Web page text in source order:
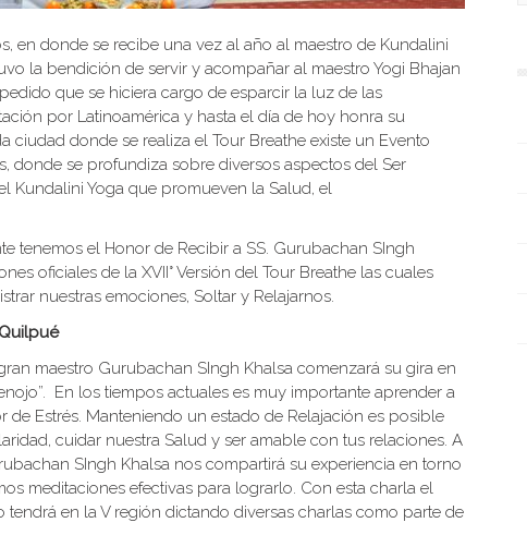
en donde se recibe una vez al año al maestro de Kundalini
la bendición de servir y acompañar al maestro Yogi Bhajan
que se hiciera cargo de esparcir la luz de las
por Latinoamérica y hasta el día de hoy honra su
ciudad donde se realiza el Tour Breathe existe un Evento
donde se profundiza sobre diversos aspectos del Ser
Kundalini Yoga que promueven la Salud, el
tenemos el Honor de Recibir a SS. Gurubachan SIngh
oficiales de la XVII° Versión del Tour Breathe las cuales
nuestras emociones, Soltar y Relajarnos.
maestro Gurubachan SIngh Khalsa comenzará su gira en
En los tiempos actuales es muy importante aprender a
de Estrés. Manteniendo un estado de Relajación es posible
cuidar nuestra Salud y ser amable con tus relaciones. A
SIngh Khalsa nos compartirá su experiencia en torno
meditaciones efectivas para lograrlo. Con esta charla el
tendrá en la V región dictando diversas charlas como parte de